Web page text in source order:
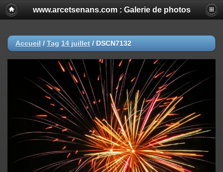
www.arcetsenans.com : Galerie de photos
Accueil / Tag 14 juillet / DSCN7132